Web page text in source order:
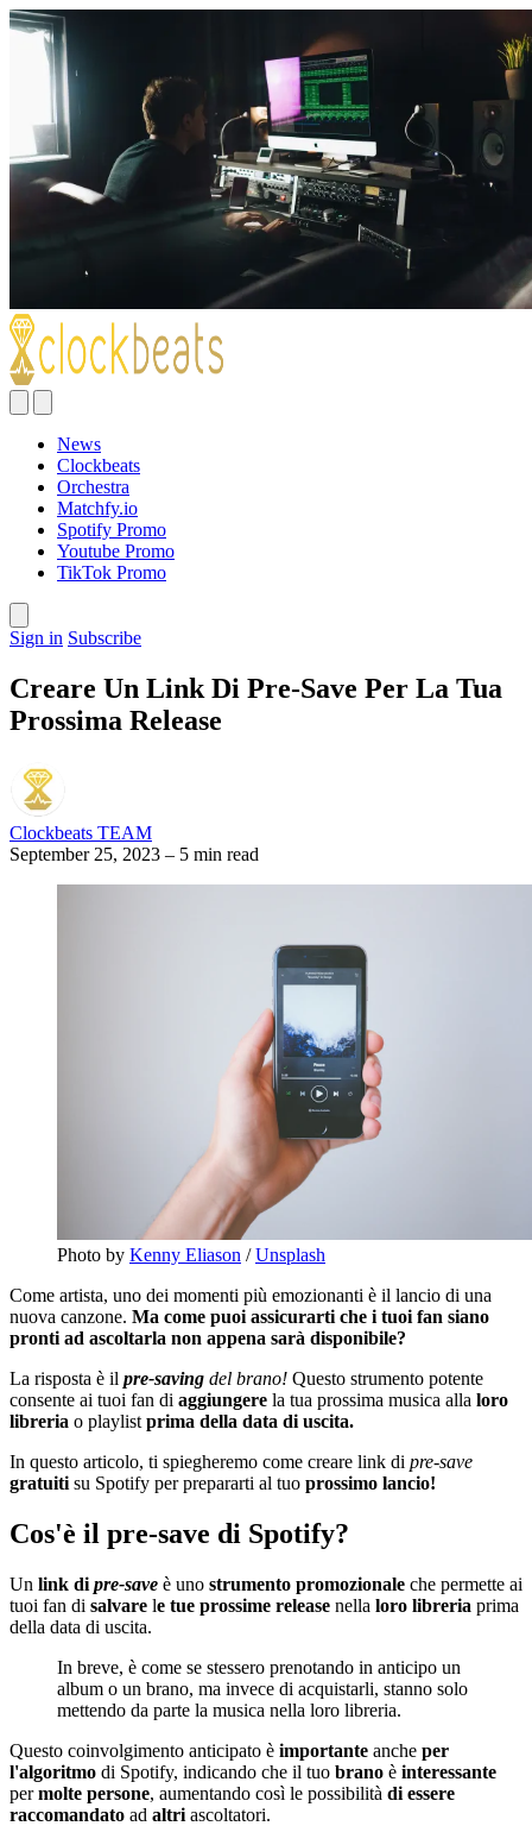
News
Clockbeats
Orchestra
Matchfy.io
Spotify Promo
Youtube Promo
TikTok Promo
Sign in Subscribe
Creare Un Link Di Pre-Save Per La Tua
Prossima Release
Clockbeats TEAM
September 25, 2023 – 5 min read
Photo by Kenny Eliason /Unsplash
Come artista, uno dei momenti più emozionanti è il lancio di una
nuova canzone. Ma come puoi assicurarti che i tuoi fan siano
pronti ad ascoltarla non appena sarà disponibile?
La risposta è il pre-saving del brano! Questo strumento potente
consente ai tuoi fan di aggiungere la tua prossima musica alla loro
libreria o playlist prima della data di uscita.
In questo articolo, ti spiegheremo come creare link di pre-save
gratuiti su Spotify per prepararti al tuo prossimo lancio!
Cos'è il pre-save di Spotify?
Un link di pre-save è uno strumento promozionale che permette ai
tuoi fan di salvare le tue prossime release nella loro libreria prima
della data di uscita.
In breve, è come se stessero prenotando in anticipo un
album o un brano, ma invece di acquistarli, stanno solo
mettendo da parte la musica nella loro libreria.
Questo coinvolgimento anticipato è importante anche per
l'algoritmo di Spotify, indicando che il tuo brano è interessante
permolte persone, aumentando così le possibilità di essere
raccomandato ad altri ascoltatori.